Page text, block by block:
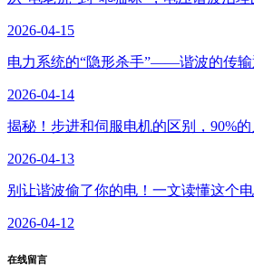
2026-04-15
电力系统的“隐形杀手”——谐波的传
2026-04-14
揭秘！步进和伺服电机的区别，90%
2026-04-13
别让谐波偷了你的电！一文读懂这个
2026-04-12
在线留言